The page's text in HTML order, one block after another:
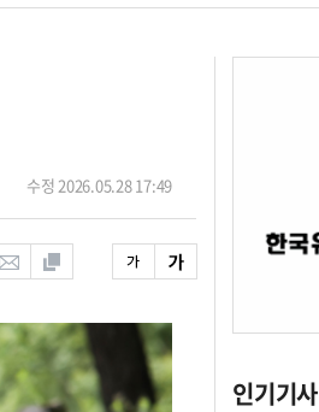
수정 2026.05.28 17:49
인기기사